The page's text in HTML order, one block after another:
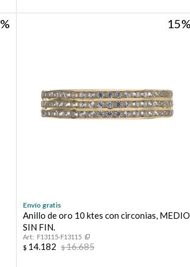
15
Envío gratis
Anillo de oro 10 ktes con circonias, MEDIO
SIN FIN.
F13115-F13115
$ 14.182 $16.685